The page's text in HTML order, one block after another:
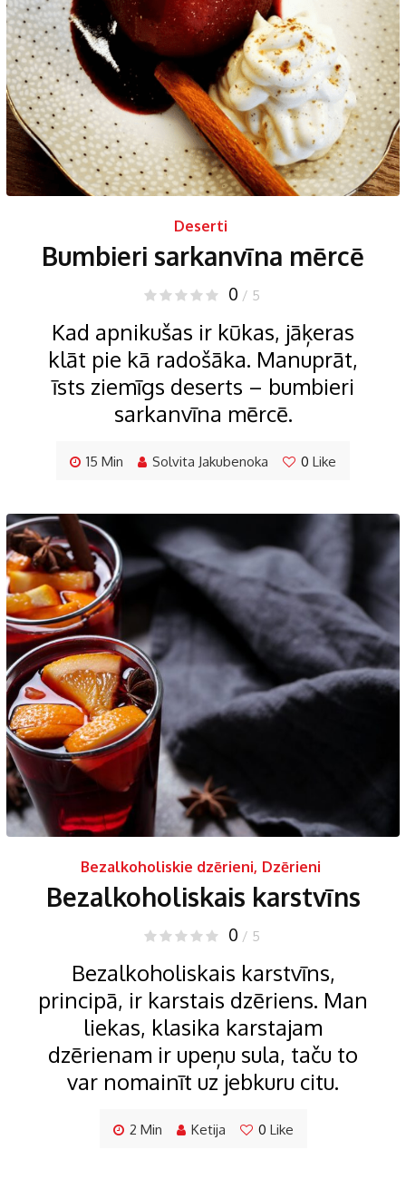
Deserti
Bumbieri sarkanvīna mērcē
0 / 5
Kad apnikušas ir kūkas, jāķeras
klāt pie kā radošāka. Manuprāt,
īsts ziemīgs deserts – bumbieri
sarkanvīna mērcē.
15 Min Solvita Jakubenoka 0 Like
Bezalkoholiskie dzērieni, Dzērieni
Bezalkoholiskais karstvīns
0 / 5
Bezalkoholiskais karstvīns,
principā, ir karstais dzēriens. Man
liekas, klasika karstajam
dzērienam ir upeņu sula, taču to
var nomainīt uz jebkuru citu.
2 Min Ketija 0 Like